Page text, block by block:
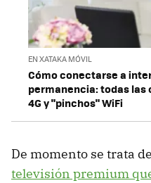
EN XATAKA MÓVIL
Cómo conectarse a
permanencia: todas
4G y "pinchos" WiFi
De momento se trata
televisión premium